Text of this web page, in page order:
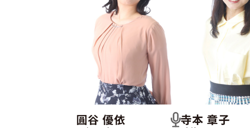
圓谷 優依 寺本 章子